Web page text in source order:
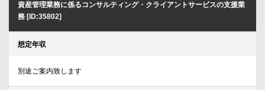
資産管理業務に係るコンサルティング・クライアントサービスの支援業
務 [ID:35802]
想定年収
別途ご案内致します